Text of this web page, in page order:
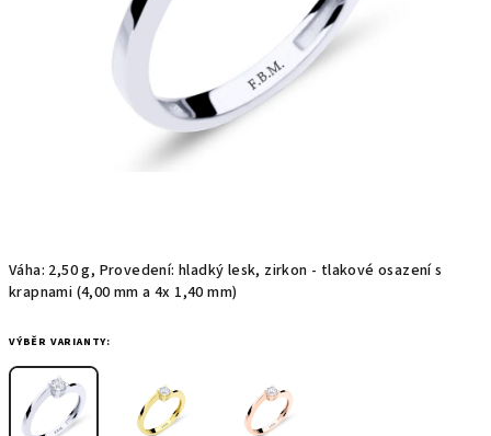
Váha: 2,50 g, Provedení: hladký lesk, zirkon - tlakové osazení s
krapnami (4,00 mm a 4x 1,40 mm)
VÝBĚR VARIANTY: